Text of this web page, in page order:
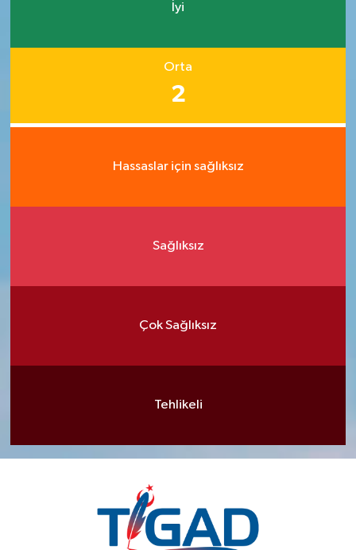
İyi
Orta
2
Hassaslar için sağlıksız
Sağlıksız
Çok Sağlıksız
Tehlikeli